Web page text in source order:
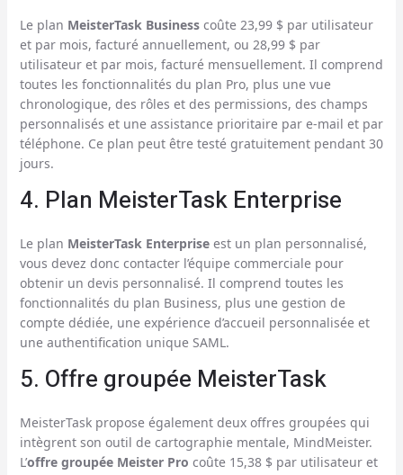
Le plan MeisterTask Businesscoûte 23,99 $ par utilisateur
et par mois, facturé annuellement, ou 28,99 $ par
utilisateur et par mois, facturé mensuellement. Il comprend
toutes les fonctionnalités du plan Pro, plus une vue
chronologique, des rôles et des permissions, des champs
personnalisés et une assistance prioritaire par e-mail et par
téléphone. Ce plan peut être testé gratuitement pendant 30
jours.
4. Plan MeisterTask Enterprise
Le plan MeisterTask Enterpriseest un plan personnalisé,
vous devez donc contacter l’équipe commerciale pour
obtenir un devis personnalisé. Il comprend toutes les
fonctionnalités du plan Business, plus une gestion de
compte dédiée, une expérience d’accueil personnalisée et
une authentification unique SAML.
5. Offre groupée MeisterTask
MeisterTask propose également deux offres groupées qui
intègrent son outil de cartographie mentale, MindMeister.
L’offre groupée Meister Pro coûte 15,38 $ par utilisateur et